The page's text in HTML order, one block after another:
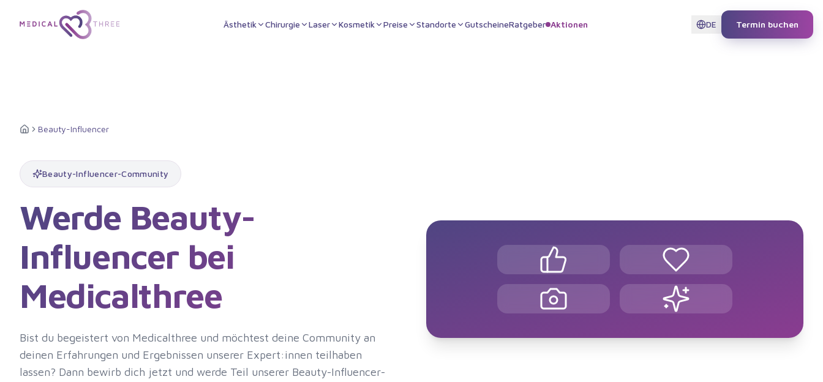
Ästhetik Chirurgie Laser Kosmetik Preise Standorte GutscheineRatgeber Aktionen DE Termin buchen
Startseite
Beauty-Influencer
Beauty-Influencer-Community
Werde Beauty-
Influencer bei
Medicalthree
Bist du begeistert von Medicalthree und möchtest deine Community an
deinen Erfahrungen und Ergebnissen unserer Expert:innen teilhaben
lassen? Dann bewirb dich jetzt und werde Teil unserer Beauty-Influencer-